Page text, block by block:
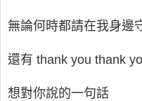
無論何時都請在我身邊
還有 thank you thank
想對你說的一句話